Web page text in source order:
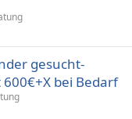
gesucht-
bei Bedarf